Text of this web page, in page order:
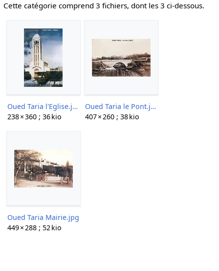
Cette catégorie comprend 3 fichiers, dont les 3 ci-dessous.
Oued Taria l'Eglise.jpg
238 × 360 ; 36 kio
Oued Taria le Pont.jpg
407 × 260 ; 38 kio
Oued Taria Mairie.jpg
449 × 288 ; 52 kio